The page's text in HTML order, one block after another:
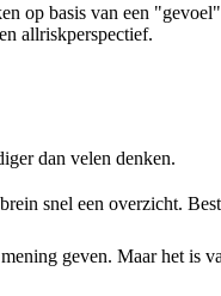
op basis van een
allriskperspectief.
dan velen denken.
snel een overzicht.
geven. Maar het is